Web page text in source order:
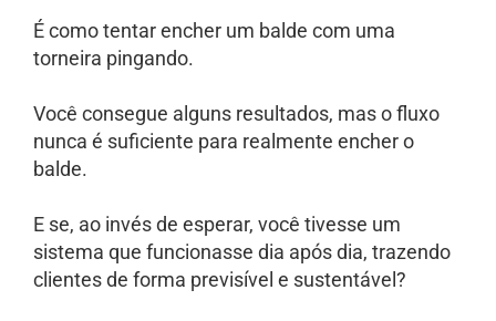
É como tentar encher um balde com uma
torneira pingando.
Você consegue alguns resultados, mas o fluxo
nunca é suficiente para realmente encher o
balde.
E se, ao invés de esperar, você tivesse um
sistema que funcionasse dia após dia, trazendo
clientes de forma previsível e sustentável?